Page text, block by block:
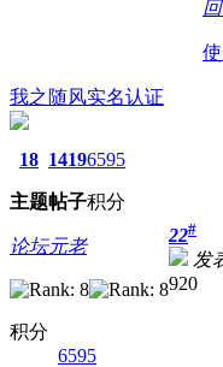
我之随风实名认证
18
主题
1419
帖子
6595
积分
论坛元老
积分
6595
22#
发
920